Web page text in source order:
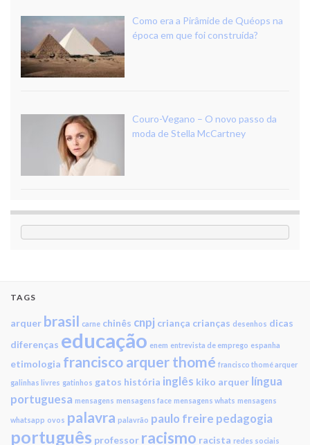
Como era a Pirâmide de Quéops na
época em que foi construída?
Couro-Vegano – O novo passo da
moda de Stella McCartney
TAGS
arquer brasil carne chinês cnpj criança crianças desenhos dicas
diferenças educação enem entrevista de emprego espanha
etimologia francisco arquer thomé francisco thomé arquer
galinhas livres gatinhos gatos história inglês kiko arquer língua
portuguesa mensagens mensagens face mensagens whats mensagens
whatsapp ovos palavra palavrão paulo freire pedagogia
português professor racismo racista redes sociais